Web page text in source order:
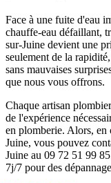
Face à une fuite d'eau
chauffe-eau défaillant,
sur-Juine devient une
seulement de la
sans mauvaises
que nous vous offrons.
Chaque artisan
de l'expérience
en plomberie. Alors, en
Juine, vous pouvez
Juine au 09 72 51 99
7j/7 pour des